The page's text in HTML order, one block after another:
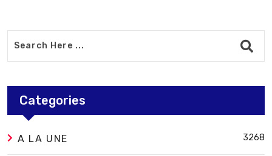
Categories
A LA UNE 3268